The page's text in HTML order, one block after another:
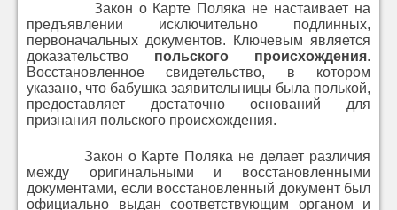
Закон о Карте Поляка не настаивает на
предъявлении исключительно подлинных,
первоначальных документов. Ключевым является
доказательство польского происхождения.
Восстановленное свидетельство, в котором
указано, что бабушка заявительницы была полькой,
предоставляет достаточно оснований для
признания польского происхождения.
Закон о Карте Поляка не делает различия
между оригинальными и восстановленными
документами, если восстановленный документ был
официально выдан соответствующим органом и